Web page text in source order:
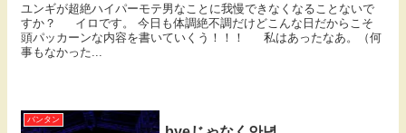
ユンギが超絶ハイパーモテ男なことに我慢できなくなることないで
すか？ イロです。 今日も体調絶不調だけどこんな日だからこそ
頭パッカーンな内容を書いていくう！！！ 私はあったなあ。（何
事もなかった...
バンタン